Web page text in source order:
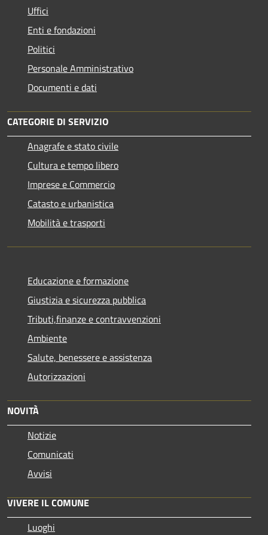
Uffici
Enti e fondazioni
Politici
Personale Amministrativo
Documenti e dati
CATEGORIE DI SERVIZIO
Anagrafe e stato civile
Cultura e tempo libero
Imprese e Commercio
Catasto e urbanistica
Mobilità e trasporti
Educazione e formazione
Giustizia e sicurezza pubblica
Tributi,finanze e contravvenzioni
Ambiente
Salute, benessere e assistenza
Autorizzazioni
NOVITÀ
Notizie
Comunicati
Avvisi
VIVERE IL COMUNE
Luoghi